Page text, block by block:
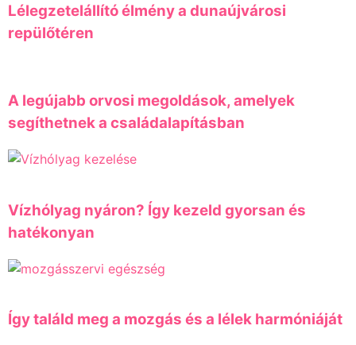
Lélegzetelállító élmény a dunaújvárosi
repülőtéren
A legújabb orvosi megoldások, amelyek
segíthetnek a családalapításban
Vízhólyag nyáron? Így kezeld gyorsan és
hatékonyan
Így találd meg a mozgás és a lélek harmóniáját